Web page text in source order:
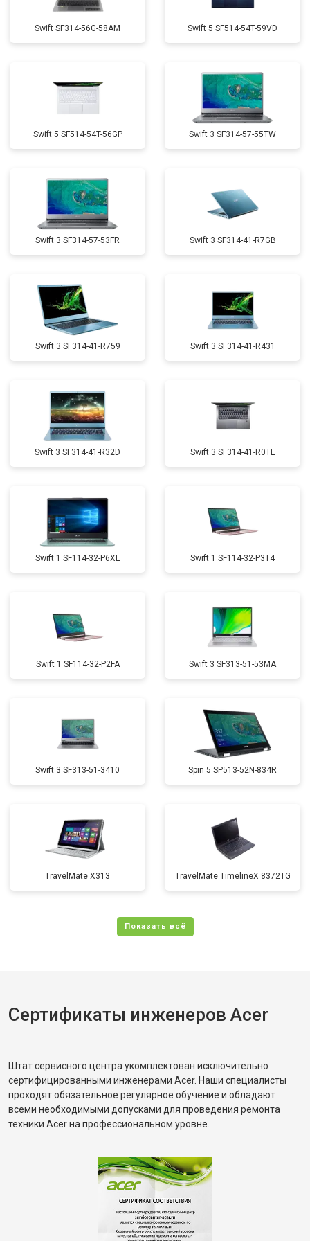
Swift SF314-56G-58AM Swift 5 SF514-54T-59VD
Swift 5 SF514-54T-56GP Swift 3 SF314-57-55TW
Swift 3 SF314-57-53FR Swift 3 SF314-41-R7GB
Swift 3 SF314-41-R759 Swift 3 SF314-41-R431
Swift 3 SF314-41-R32D Swift 3 SF314-41-R0TE
Swift 1 SF114-32-P6XL Swift 1 SF114-32-P3T4
Swift 1 SF114-32-P2FA Swift 3 SF313-51-53MA
Swift 3 SF313-51-3410 Spin 5 SP513-52N-834R
TravelMate X313 TravelMate TimelineX 8372TG
Сертификаты инженеров Acer
Штат сервисного центра укомплектован исключительно
сертифицированными инженерами Acer. Наши специалисты
проходят обязательное регулярное обучение и обладают
всеми необходимыми допусками для проведения ремонта
техники Acer на профессиональном уровне.